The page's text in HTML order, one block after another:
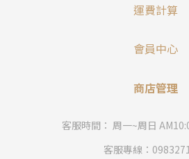
運費計算
會員中心
商店管理
客服時間： 周一~周日
客服專線：